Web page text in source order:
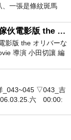
、一張是條紋斑馬
AU STORE
奥莉佛是狗天哪！！這傢伙電影版 the オリバーな犬、 (gosh ) このヤロウ movie
影版 the オリバーな
導演 小田切讓 編
_043~045 ▽043_吉
六 00:00: